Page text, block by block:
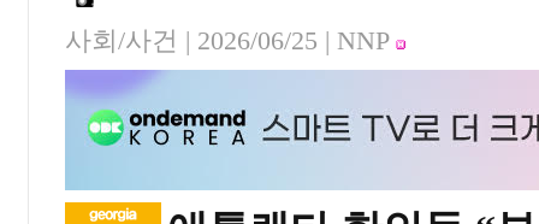
사회/사건 | 2026/06/25 | NNP